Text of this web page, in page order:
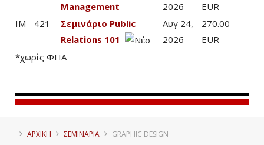
Management
2026
EUR
IM - 421
Σεμινάριο Public
Relations 101
Αυγ 24,
2026
270.00
EUR
*χωρίς ΦΠΑ
ΑΡΧΙΚΗ ΣΕΜΙΝΑΡΙΑ GRAPHIC DESIGN